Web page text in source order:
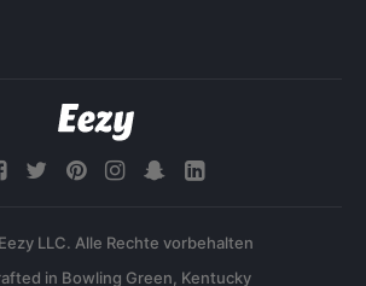
LLC. Alle Rechte vorbehalten